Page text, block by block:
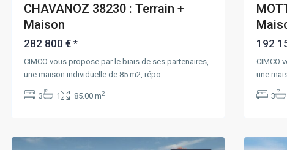
CHAVANOZ 38230 : Terrain +
Maison
282 800 € *
CIMCO vous propose par le biais de ses partenaires,
une maison individuelle de 85 m2, répo
3 1 85.00 m2
192
CIMCO
une
3